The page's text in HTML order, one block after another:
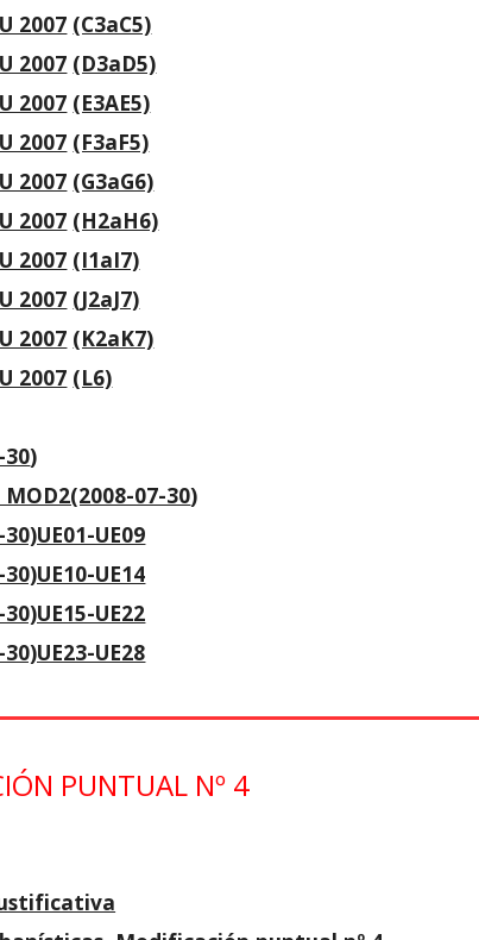
2007 (C3aC5)
2007 (D3aD5)
2007 (E3AE5)
2007 (F3aF5)
2007 (G3aG6)
2007 (H2aH6)
2007 (I1aI7)
2007 (J2aJ7)
2007 (K2aK7)
2007 (L6)
30)
MOD2(2008-07-30)
UE09
UE14
UE22
UE28
PUNTUAL Nº 4